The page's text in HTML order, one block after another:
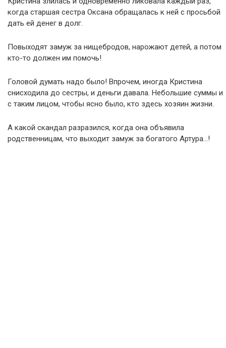
когда старшая сестра Оксана обращалась к ней с просьбой
дать ей денег в долг.
Повыходят замуж за нищебродов, нарожают детей, а потом
кто-то должен им помочь!
Головой думать надо было! Впрочем, иногда Кристина
снисходила до сестры, и деньги давала. Небольшие суммы и
с таким лицом, чтобы ясно было, кто здесь хозяин жизни.
А какой скандал разразился, когда она объявила
родственницам, что выходит замуж за богатого Артура…!